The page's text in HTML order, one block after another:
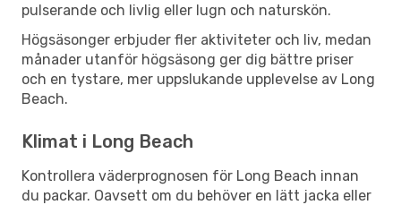
pulserande och livlig eller lugn och naturskön.
Högsäsonger erbjuder fler aktiviteter och liv, medan
månader utanför högsäsong ger dig bättre priser
och en tystare, mer uppslukande upplevelse av Long
Beach.
Klimat i Long Beach
Kontrollera väderprognosen för Long Beach innan
du packar. Oavsett om du behöver en lätt jacka eller